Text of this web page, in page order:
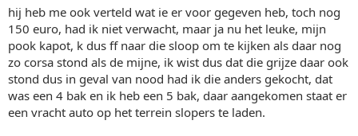
hij heb me ook verteld wat ie er voor gegeven heb, toch nog
150 euro, had ik niet verwacht, maar ja nu het leuke, mijn
pook kapot, k dus ff naar die sloop om te kijken als daar nog
zo corsa stond als de mijne, ik wist dus dat die grijze daar ook
stond dus in geval van nood had ik die anders gekocht, dat
was een 4 bak en ik heb een 5 bak, daar aangekomen staat er
een vracht auto op het terrein slopers te laden.